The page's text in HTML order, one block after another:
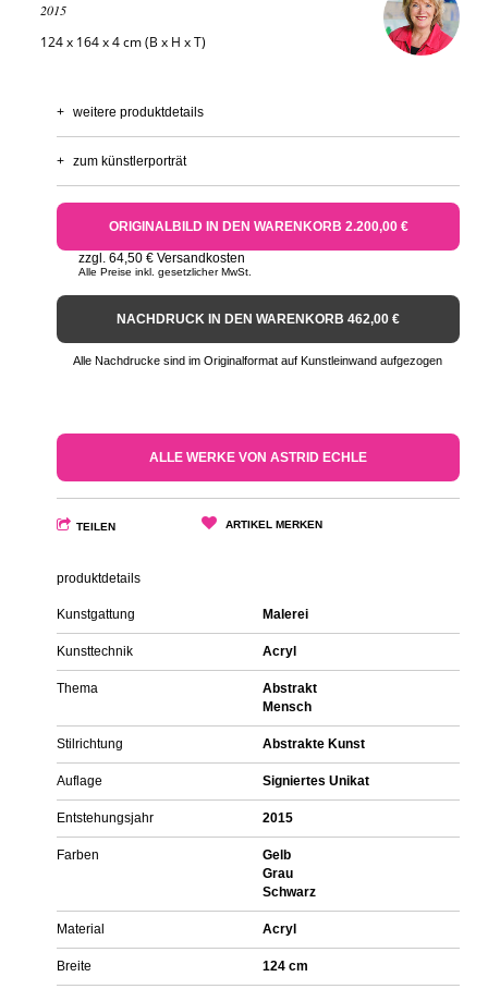
2015
124 x 164 x 4 cm (B x H x T)
+ weitere produktdetails
+ zum künstlerporträt
ORIGINALBILD IN DEN WARENKORB 2.200,00 €
zzgl. 64,50 € Versandkosten
Alle Preise inkl. gesetzlicher MwSt.
NACHDRUCK IN DEN WARENKORB 462,00 €
Alle Nachdrucke sind im Originalformat auf Kunstleinwand aufgezogen
ALLE WERKE VON ASTRID ECHLE
TEILEN ARTIKEL MERKEN
produktdetails
Kunstgattung Malerei
Kunsttechnik Acryl
Thema
Abstrakt
Mensch
Stilrichtung Abstrakte Kunst
Auflage Signiertes Unikat
Entstehungsjahr 2015
Farben
Gelb
Grau
Schwarz
Material Acryl
Breite 124 cm